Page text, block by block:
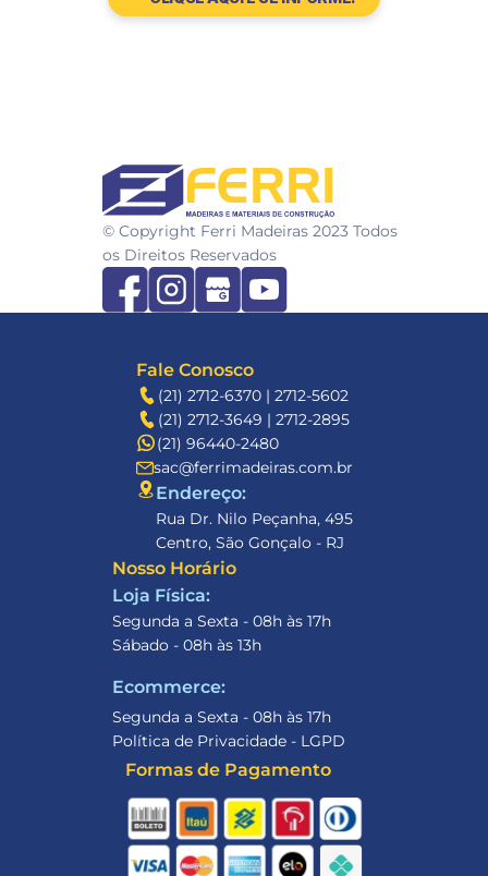
FERRI
© Copyright Ferri Madeiras 2023 Todos
os Direitos Reservados
Fale Conosco
(21) 2712-6370 | 2712-5602
(21) 2712-3649 | 2712-2895
(21) 96440-2480
sac@ferrimadeiras.com.br
Endereço:
Rua Dr. Nilo Peçanha, 495
Centro, São Gonçalo - RJ
Nosso Horário
Loja Física:
Segunda a Sexta - 08h às 17h
Sábado - 08h às 13h
Ecommerce:
Segunda a Sexta - 08h às 17h
Política de Privacidade - LGPD
Formas de Pagamento